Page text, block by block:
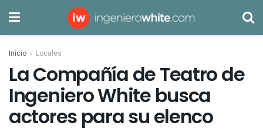
Inicio Locales
La Compañía de Teatro de
Ingeniero White busca
actores para su elenco